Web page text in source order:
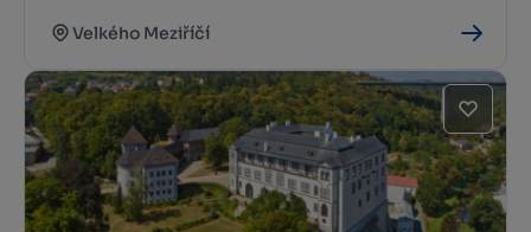
Velkého Meziříčí